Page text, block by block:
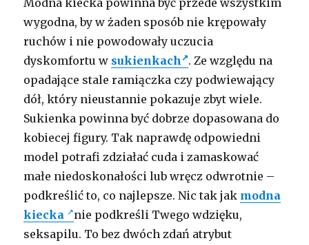
wygodna, by w żaden sposób nie krępowały
ruchów i nie powodowały uczucia
dyskomfortu w sukienkach
. Ze względu na
opadające stale ramiączka czy podwiewający
dół, który nieustannie pokazuje zbyt wiele.
Sukienka powinna być dobrze dopasowana do
kobiecej figury. Tak naprawdę odpowiedni
model potrafi zdziałać cuda i zamaskować
małe niedoskonałości lub wręcz odwrotnie –
podkreślić to, co najlepsze. Nic tak jak modna
kiecka
nie podkreśli Twego wdzięku,
seksapilu. To bez dwóch zdań atrybut